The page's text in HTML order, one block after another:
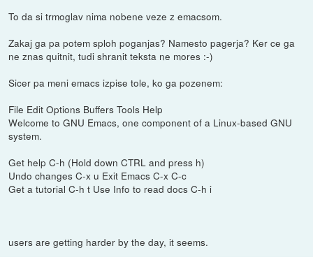
To da si trmoglav nima nobene veze z emacsom.
Zakaj ga pa potem sploh poganjas? Namesto pagerja? Ker ce ga
ne znas quitnit, tudi shranit teksta ne mores :-)
Sicer pa meni emacs izpise tole, ko ga pozenem:
File Edit Options Buffers Tools Help
Welcome to GNU Emacs, one component of a Linux-based GNU
system.
Get help C-h (Hold down CTRL and press h)
Undo changes C-x u Exit Emacs C-x C-c
Get a tutorial C-h t Use Info to read docs C-h i
users are getting harder by the day, it seems.